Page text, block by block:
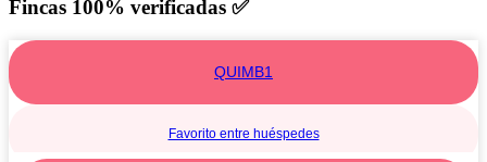
Fincas 100% verificadas ✅
QUIMB1
Favorito entre huéspedes